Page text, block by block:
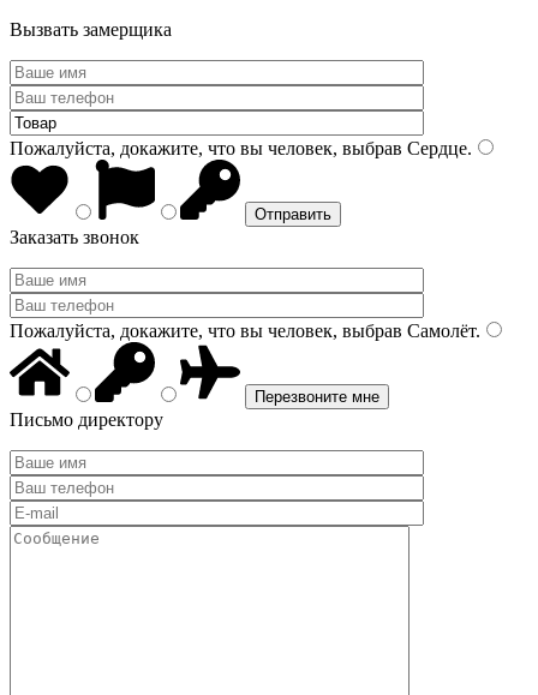
Вызвать замерщика
Пожалуйста, докажите, что вы человек, выбрав Сердце.
Заказать звонок
Пожалуйста, докажите, что вы человек, выбрав Самолёт.
Письмо директору